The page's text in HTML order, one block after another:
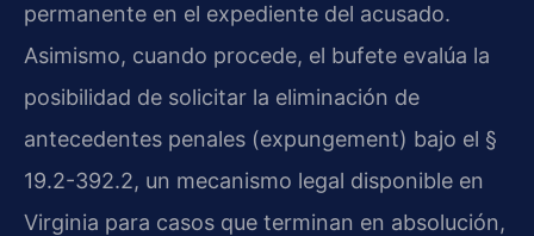
permanente en el expediente del acusado.
Asimismo, cuando procede, el bufete evalúa la
posibilidad de solicitar la eliminación de
antecedentes penales (expungement) bajo el §
19.2-392.2, un mecanismo legal disponible en
Virginia para casos que terminan en absolución,